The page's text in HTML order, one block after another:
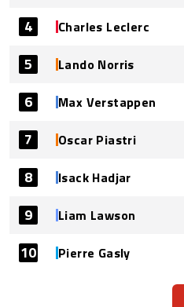
4 Charles Leclerc
5 Lando Norris
6 Max Verstappen
7 Oscar Piastri
8 Isack Hadjar
9 Liam Lawson
10 Pierre Gasly